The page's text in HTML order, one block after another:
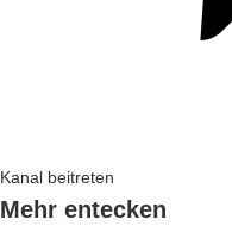
Kanal beitreten
Mehr entecken